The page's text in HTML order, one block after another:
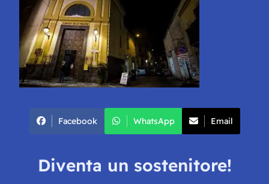
Facebook WhatsApp Email
Diventa un sostenitore!